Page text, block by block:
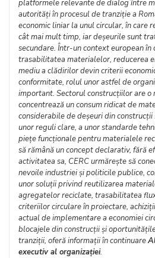
platformele relevante de dialog între
autorități în procesul de tranziție a
economic liniar la unul circular, în care
cât mai mult timp, iar deșeurile sunt
secundare. Într-un context european în
trasabilitatea materialelor, reducerea
mediu a clădirilor devin criterii
conformitate, rolul unor astfel de
important. Sectorul construcțiilor are o
concentrează un consum ridicat de
considerabile de deșeuri din construcții
unor reguli clare, a unor standarde
piețe funcționale pentru materialele
să rămână un concept declarativ, fără
activitatea sa, CERC urmărește să
nevoile industriei și politicile publice,
unor soluții privind reutilizarea
agregatelor reciclate, trasabilitatea
criteriilor circulare în proiectare,
actual de implementare a economiei
blocajele din construcții și
tranziții, oferă informații în continuare
executiv al organizației.